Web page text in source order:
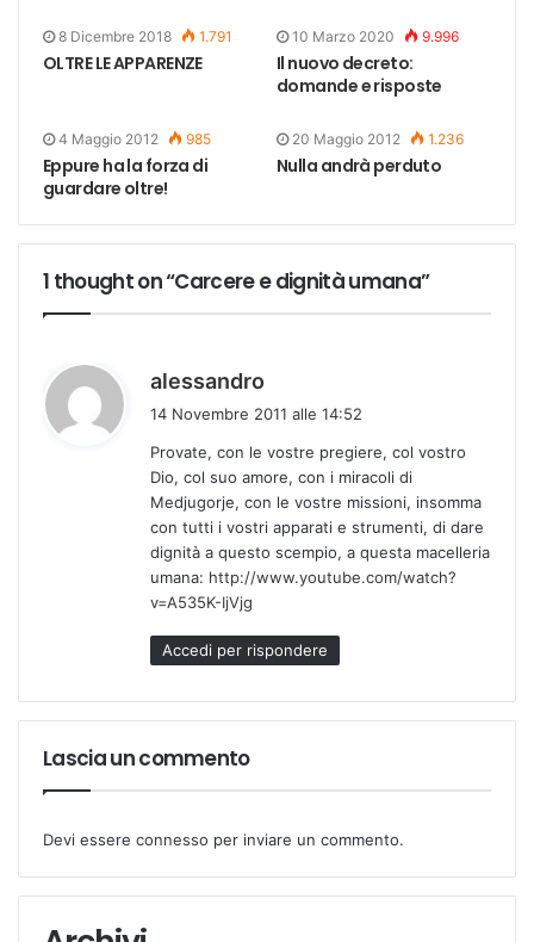
8 Dicembre 2018 1.791
OLTRE LE APPARENZE
10 Marzo 2020 9.996
Il nuovo decreto:
domande e risposte
4 Maggio 2012 985
Eppure ha la forza di
guardare oltre!
20 Maggio 2012 1.236
Nulla andrà perduto
1 thought on “Carcere e dignità umana”
alessandro
e
t
t
14 Novembre 2011 alle 14:52
Provate, con le vostre pregiere, col vostro
Dio, col suo amore, con i miracoli di
Medjugorje, con le vostre missioni, insomma
con tutti i vostri apparati e strumenti, di dare
dignità a questo scempio, a questa macelleria
umana: http://www.youtube.com/watch?
v=A535K-IjVjg
Accedi per rispondere
Lascia un commento
Devi essere connesso per inviare un commento.